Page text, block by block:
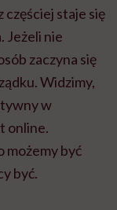
częściej staje się
Jeżeli nie
zaczyna się
Widzimy,
w
online.
możemy być
być.